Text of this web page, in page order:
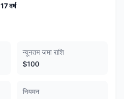
17वर्ष
न्यूनतम जमा राशि
$100
नियमन